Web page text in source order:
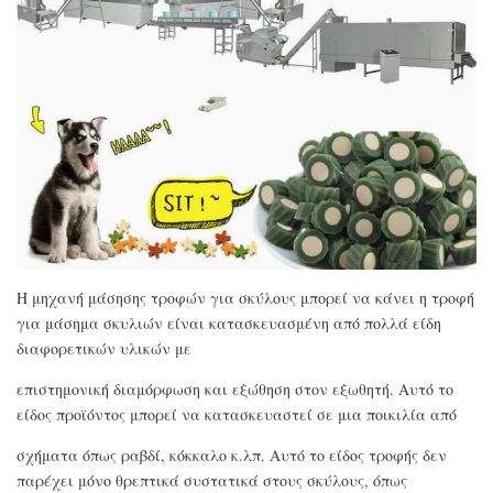
Η μηχανή μάσησης τροφών για σκύλους μπορεί να κάνει η τροφή
για μάσημα σκυλιών είναι κατασκευασμένη από πολλά είδη
διαφορετικών υλικών με
επιστημονική διαμόρφωση και εξώθηση στον εξωθητή. Αυτό το
είδος προϊόντος μπορεί να κατασκευαστεί σε μια ποικιλία από
σχήματα όπως ραβδί, κόκκαλο κ.λπ. Αυτό το είδος τροφής δεν
παρέχει μόνο θρεπτικά συστατικά στους σκύλους, όπως